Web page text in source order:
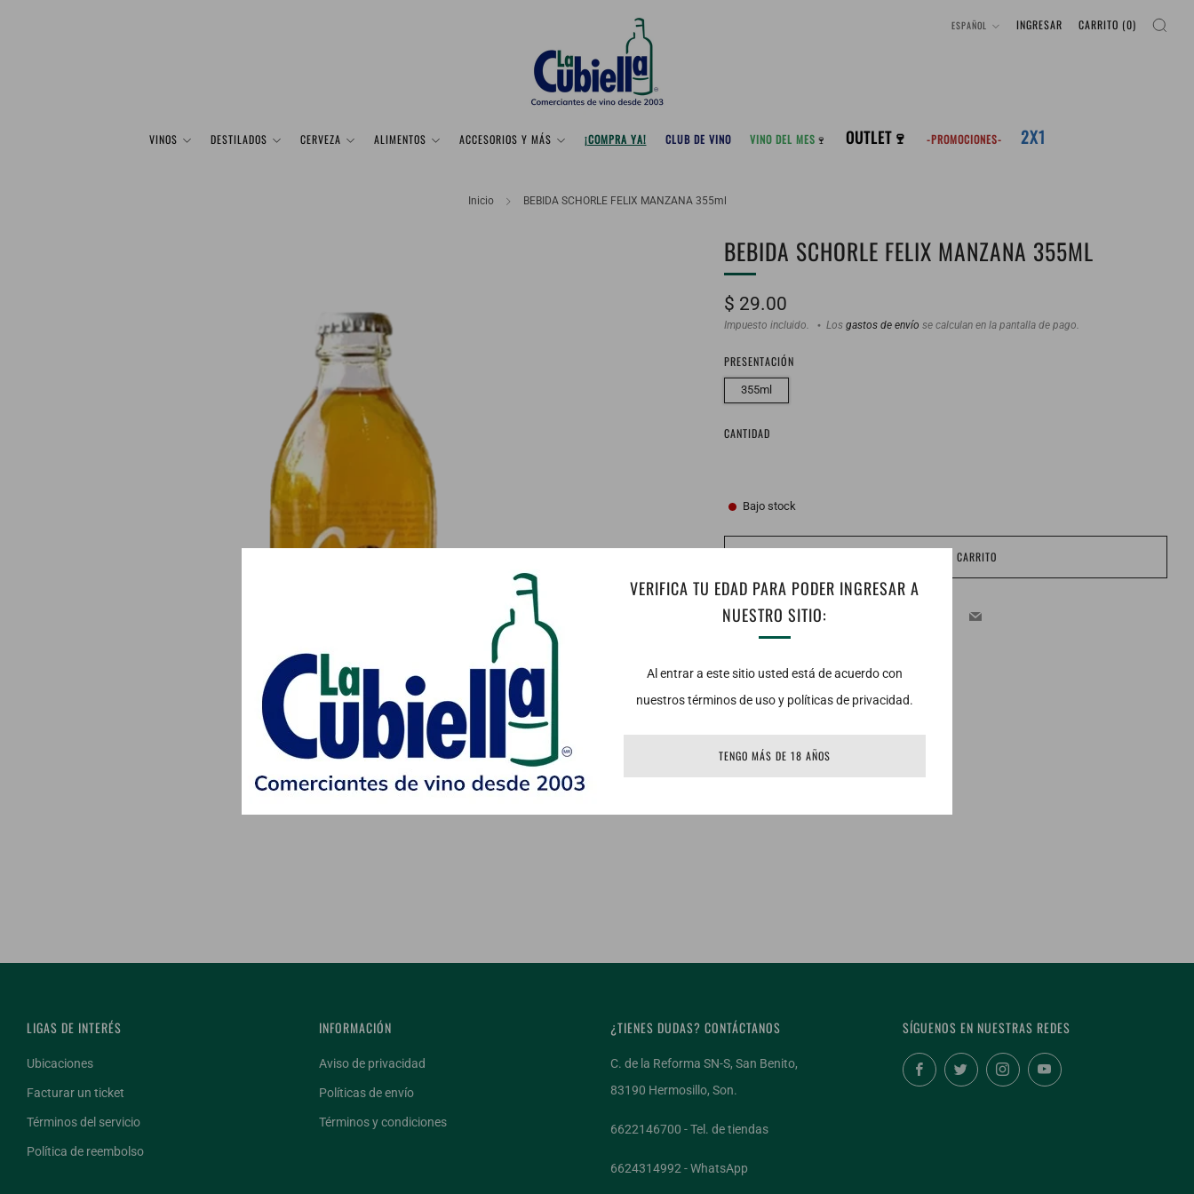
VERIFICA TU EDAD PARA PODER INGRESAR A
NUESTRO SITIO:
Al entrar a este sitio usted está de acuerdo con
nuestros términos de uso y políticas de privacidad.
TENGO MÁS DE 18 AÑOS
VINOS DESTILADOS CERVEZA ALIMENTOS ACCESORIOS Y MÁS ¡COMPRA YA! CLUB DE VINO VINO DEL MES 🍷 OUTLET🍷 -PROMOCIONES- 2X1
IDIOMA
ESPAÑOL INGRESAR CARRITO (0)
Inicio BEBIDA SCHORLE FELIX MANZANA 355ml
BEBIDA SCHORLE FELIX MANZANA 355ML
Precio
habitual
$ 29.00
Impuesto incluido. Losgastos de envío se calculan en la pantalla de pago.
PRESENTACIÓN
355ml
CANTIDAD
Bajo stock
AGREGAR AL CARRITO
Facebook
TwitterEmail
LIGAS DE INTERÉS
Ubicaciones
Facturar un ticket
Términos del servicio
Política de reembolso
INFORMACIÓN
Aviso de privacidad
Políticas de envío
Términos y condiciones
¿TIENES DUDAS? CONTÁCTANOS
C. de la Reforma SN-S, San Benito,
83190 Hermosillo, Son.
6622146700 - Tel. de tiendas
6624314992 - WhatsApp
SÍGUENOS EN NUESTRAS REDES
FacebookTwitterInstagramYouTube